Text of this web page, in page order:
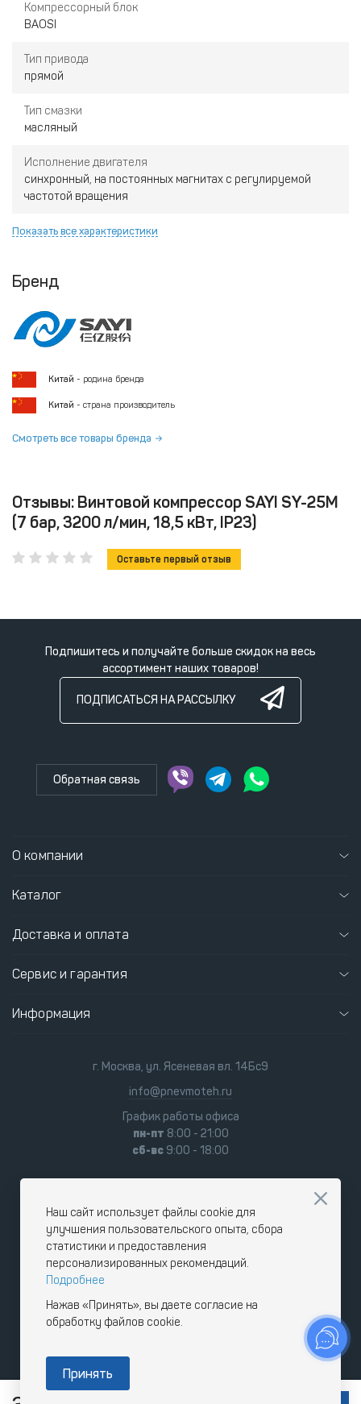
Компрессорный блок
BAOSI
Тип привода
прямой
Тип смазки
масляный
Исполнение двигателя
синхронный, на постоянных магнитах с регулируемой
частотой вращения
Показать все характеристики
Бренд
Китай - родина бренда
Китай - страна производитель
Смотреть все товары бренда
Отзывы: Винтовой компрессор SAYI SY-25M
(7 бар, 3200 л/мин, 18,5 кВт, IP23)
Оставьте первый отзыв
Подпишитесь и получайте больше скидок на весь
ассортимент наших товаров!
ПОДПИСАТЬСЯ НА РАССЫЛКУ
Обратная связь
О компании
Каталог
Доставка и оплата
Сервис и гарантия
Информация
г. Москва, ул. Ясеневая вл. 14Бс9
info@pnevmoteh.ru
График работы офиса
пн-пт 8:00 - 21:00
сб-вс 9:00 - 18:00
Наш сайт использует файлы cookie для
улучшения пользовательского опыта, сбора
статистики и предоставления
персонализированных рекомендаций.
Подробнее
Нажав «Принять», вы даете согласие на
обработку файлов cookie.
Принять